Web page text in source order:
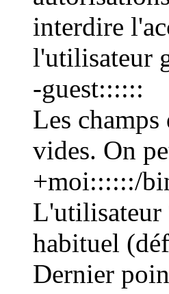
interdire
l'utilisateur
-guest::::::
Les
vides. On
+moi::::::/
L'utilisateur
habituel
Dernier